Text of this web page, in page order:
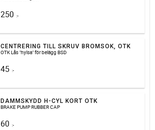
250 :-
CENTRERING TILL SKRUV BROMSOK, OTK
OTK Lås "hylsa" för belägg BSD
45 :-
DAMMSKYDD H-CYL KORT OTK
BRAKE PUMP RUBBER CAP
60 :-